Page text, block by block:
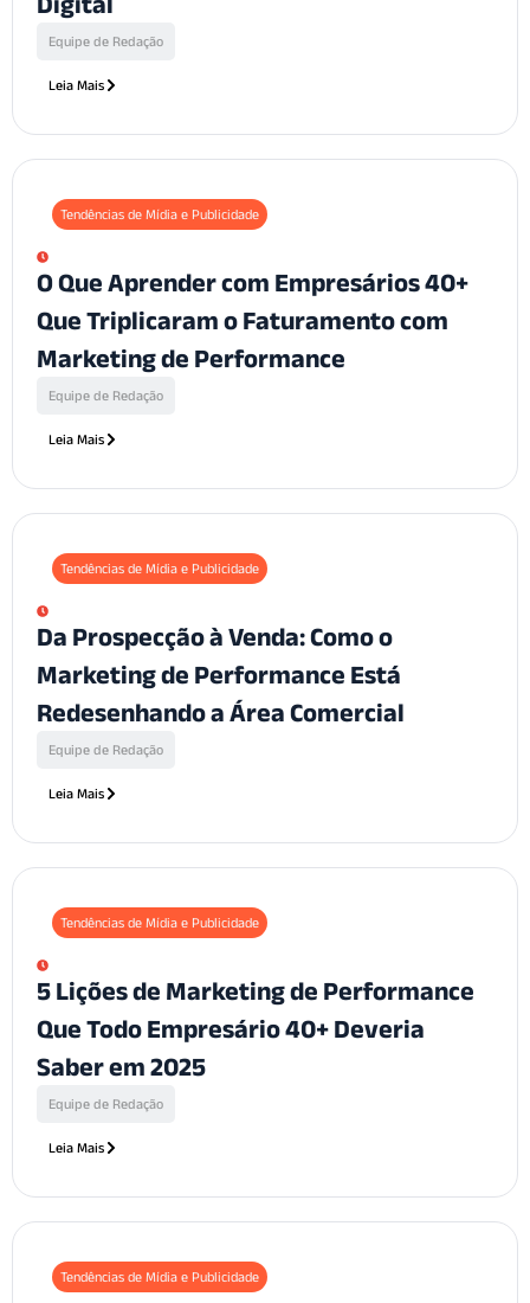
Equipe de Redação
Leia Mais
Tendências de Mídia e Publicidade
O Que Aprender com Empresários 40+
Que Triplicaram o Faturamento com
Marketing de Performance
Equipe de Redação
Leia Mais
Tendências de Mídia e Publicidade
Da Prospecção à Venda: Como o
Marketing de Performance Está
Redesenhando a Área Comercial
Equipe de Redação
Leia Mais
Tendências de Mídia e Publicidade
5 Lições de Marketing de Performance
Que Todo Empresário 40+ Deveria
Saber em 2025
Equipe de Redação
Leia Mais
Tendências de Mídia e Publicidade